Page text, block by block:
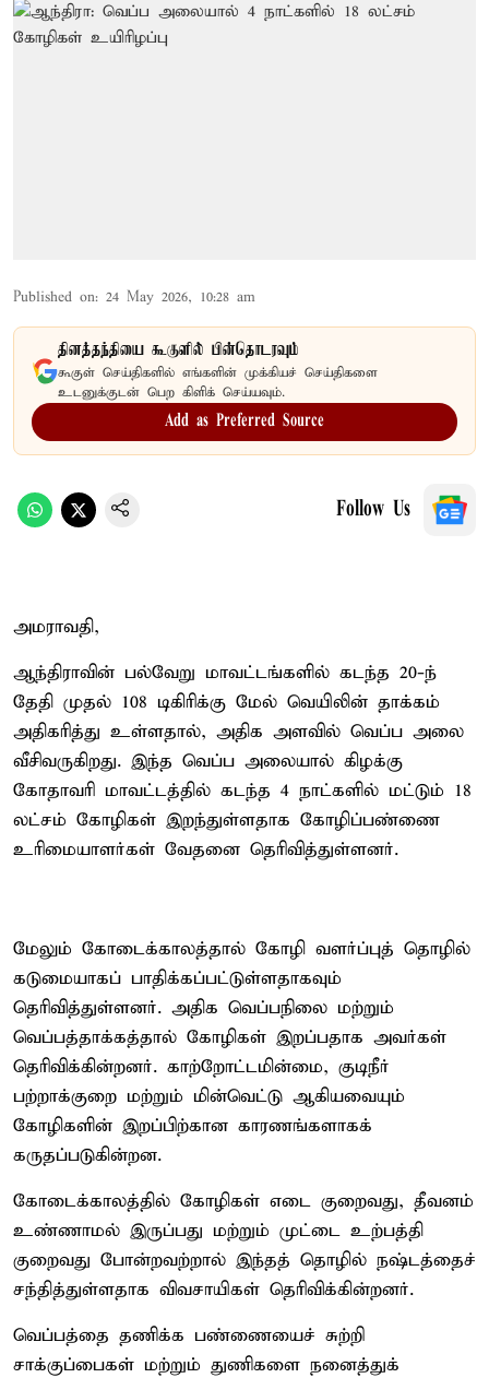
Published on: 24 May 2026, 10:28 am
தினத்தந்தியை கூகுளில் பின்தொடரவும்
கூகுள் செய்திகளில் எங்களின் முக்கியச் செய்திகளை
உடனுக்குடன் பெற கிளிக் செய்யவும்.
Add as Preferred Source
Follow Us
அமராவதி,
ஆந்திராவின் பல்வேறு மாவட்டங்களில் கடந்த 20-ந்
தேதி முதல் 108 டிகிரிக்கு மேல் வெயிலின் தாக்கம்
அதிகரித்து உள்ளதால், அதிக அளவில் வெப்ப அலை
வீசிவருகிறது. இந்த வெப்ப அலையால் கிழக்கு
கோதாவரி மாவட்டத்தில் கடந்த 4 நாட்களில் மட்டும் 18
லட்சம் கோழிகள் இறந்துள்ளதாக கோழிப்பண்ணை
உரிமையாளர்கள் வேதனை தெரிவித்துள்ளனர்.
மேலும் கோடைக்காலத்தால் கோழி வளர்ப்புத் தொழில்
கடுமையாகப் பாதிக்கப்பட்டுள்ளதாகவும்
தெரிவித்துள்ளனர். அதிக வெப்பநிலை மற்றும்
வெப்பத்தாக்கத்தால் கோழிகள் இறப்பதாக அவர்கள்
தெரிவிக்கின்றனர். காற்றோட்டமின்மை, குடிநீர்
பற்றாக்குறை மற்றும் மின்வெட்டு ஆகியவையும்
கோழிகளின் இறப்பிற்கான காரணங்களாகக்
கருதப்படுகின்றன.
கோடைக்காலத்தில் கோழிகள் எடை குறைவது, தீவனம்
உண்ணாமல் இருப்பது மற்றும் முட்டை உற்பத்தி
குறைவது போன்றவற்றால் இந்தத் தொழில் நஷ்டத்தைச்
சந்தித்துள்ளதாக விவசாயிகள் தெரிவிக்கின்றனர்.
வெப்பத்தை தணிக்க பண்ணையைச் சுற்றி
சாக்குப்பைகள் மற்றும் துணிகளை நனைத்துக்